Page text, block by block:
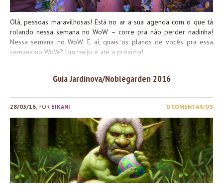
Olá, pessoas maravilhosas! Está no ar a sua agenda com o que tá
rolando nessa semana no WoW – corre pra não perder nadinha!
Nessa semana no WoW: E aí, quais os planos de vocês pra essa
semana no WoW? Um beijo e até a próxima!
Guia Jardinova/Noblegarden 2016
28/03/16 , POR EIKANI 0 COMENTÁRIOS